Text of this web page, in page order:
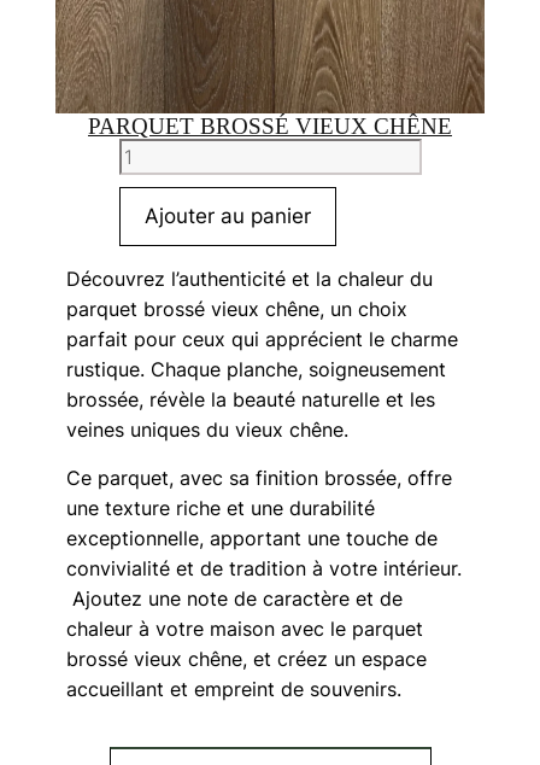
PARQUET BROSSÉ VIEUX CHÊNE
quantité
de
Parquet
brossé
vieux
chêne
Ajouter au panier
Découvrez l’authenticité et la chaleur du
parquet brossé vieux chêne, un choix
parfait pour ceux qui apprécient le charme
rustique. Chaque planche, soigneusement
brossée, révèle la beauté naturelle et les
veines uniques du vieux chêne.
Ce parquet, avec sa finition brossée, offre
une texture riche et une durabilité
exceptionnelle, apportant une touche de
convivialité et de tradition à votre intérieur.
Ajoutez une note de caractère et de
chaleur à votre maison avec le parquet
brossé vieux chêne, et créez un espace
accueillant et empreint de souvenirs.